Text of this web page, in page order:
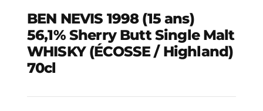
BEN NEVIS 1998 (15 ans)
56,1% Sherry Butt Single Malt
WHISKY (ÉCOSSE / Highland)
70cl